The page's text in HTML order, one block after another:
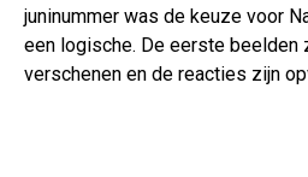
juninummer was de keuze voor
een logische. De eerste beelden
verschenen en de reacties zijn